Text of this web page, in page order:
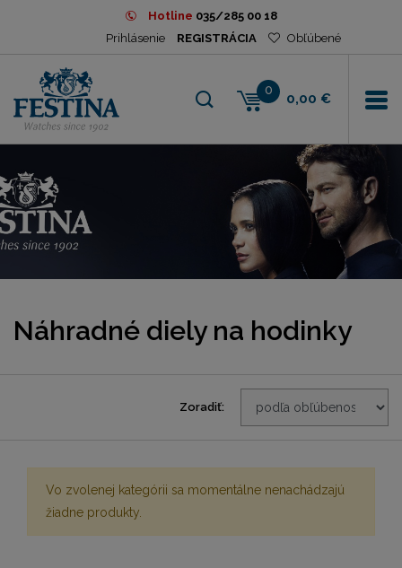
Hotline 035/285 00 18
Prihlásenie
REGISTRÁCIA Obľúbené
0
0,00 €
Náhradné diely na hodinky
Zoradiť:
Vo zvolenej kategórii sa momentálne nenachádzajú
žiadne produkty.